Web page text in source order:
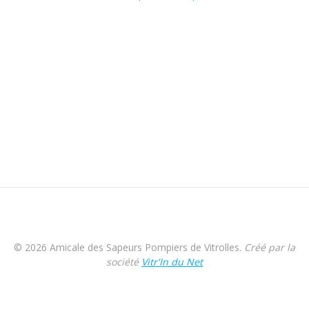
© 2026 Amicale des Sapeurs Pompiers de Vitrolles. Créé par la
société Vitr'In du Net